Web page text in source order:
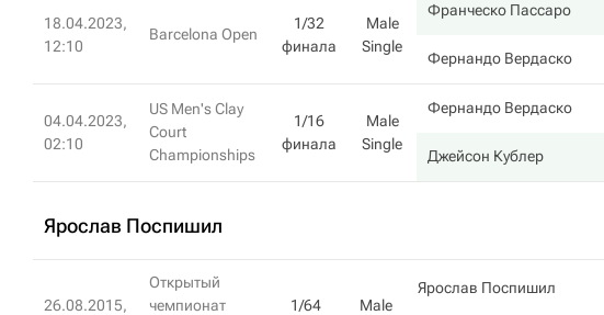
18.04.2023,
12:10
Barcelona Open
1/32
финала
Male
Single
Франческо Пассаро
Фернандо Вердаско
04.04.2023,
02:10
US Men's Clay
Court
Championships
1/16
финала
Male
Single
Фернандо Вердаско
Джейсон Кублер
Ярослав Поспишил
26.08.2015,
Открытый
чемпионат
1/64
Male
Ярослав Поспишил